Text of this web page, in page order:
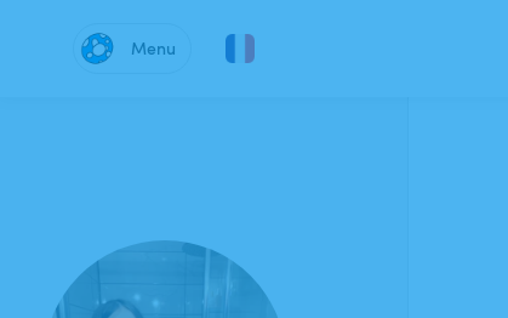
Menu